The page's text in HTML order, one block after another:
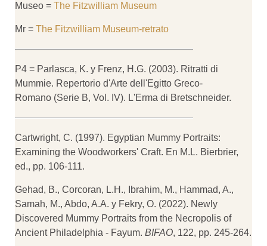
Museo = The Fitzwilliam Museum
Mr = The Fitzwilliam Museum-retrato
P4 = Parlasca, K. y Frenz, H.G. (2003). Ritratti di
Mummie. Repertorio d'Arte dell'Egitto Greco-
Romano (Serie B, Vol. IV). L'Erma di Bretschneider.
Cartwright, C. (1997). Egyptian Mummy Portraits:
Examining the Woodworkers' Craft. En M.L. Bierbrier,
ed., pp. 106-111.
Gehad, B., Corcoran, L.H., Ibrahim, M., Hammad, A.,
Samah, M., Abdo, A.A. y Fekry, O. (2022). Newly
Discovered Mummy Portraits from the Necropolis of
Ancient Philadelphia - Fayum. BIFAO, 122, pp. 245-264.